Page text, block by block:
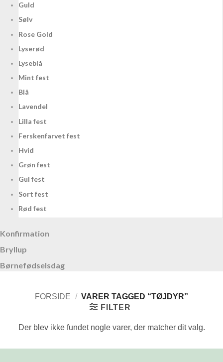
Guld
Sølv
Rose Gold
Lyserød
Lyseblå
Mint fest
Blå
Lavendel
Lilla fest
Ferskenfarvet fest
Hvid
Grøn fest
Gul fest
Sort fest
Rød fest
Konfirmation
Bryllup
Børnefødselsdag
FORSIDE / VARER TAGGED “TØJDYR”
FILTER
Der blev ikke fundet nogle varer, der matcher dit valg.